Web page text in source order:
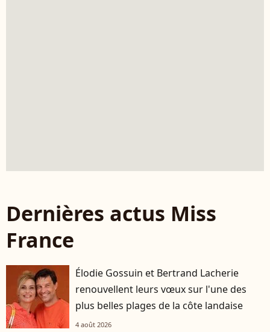
Dernières actus Miss
France
Élodie Gossuin et Bertrand Lacherie
renouvellent leurs vœux sur l'une des
plus belles plages de la côte landaise
4 août 2026